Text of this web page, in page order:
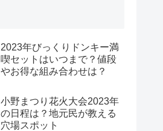
2023年びっくりドンキー満
喫セットはいつまで？値段
やお得な組み合わせは？
小野まつり花火大会2023年
の日程は？地元民が教える
穴場スポット